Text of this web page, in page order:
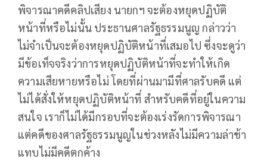
พิจารณาคดีคลิปเสียง นายกฯ จะต้องหยุดปฏิบัติ
หน้าที่หรือไม่นั้น ประธานศาลรัฐธรรมนูญ กล่าวว่า
ไม่จำเป็นจะต้องหยุดปฏิบัติหน้าที่เสมอไป ซึ่งจะดูว่า
มีข้อเท็จจริงว่าการหยุดปฏิบัติหน้าที่จะทำให้เกิด
ความเสียหายหรือไม่ โดยที่ผ่านมามีที่ศาลรับคดี แต่
ไม่ได้สั่งให้หยุดปฏิบัติหน้าที่ สำหรับคดีที่อยู่ในความ
สนใจ เราก็ไม่ได้มีกรอบที่จะต้องเร่งรัดการพิจารณา
แต่คดีของศาลรัฐธรรมนูญในช่วงหลังไม่มีความล่าช้า
แทบไม่มีคดีตกค้าง